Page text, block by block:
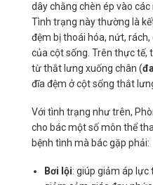
dây chằng chèn ép vào
Tình trạng này thường là
đệm bị thoái hóa, nứt,
của cột sống. Trên thực tế,
từ thắt lưng xuống chân (
đĩa đệm ở cột sống thắt
Với tình trạng như trên,
cho bác một số môn thể
bệnh tình mà bác gặp phải:
Bơi lội: giúp giảm áp lực